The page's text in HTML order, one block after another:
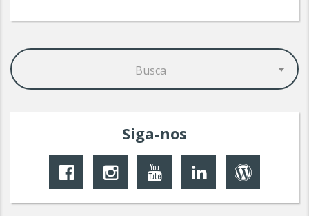
Busca
Siga-nos